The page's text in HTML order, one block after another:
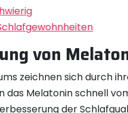
von
zeichnen sich durch
das Melatonin schnell
der